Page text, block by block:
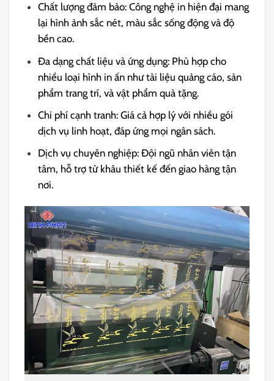
Chất lượng đảm bảo: Công nghệ in hiện đại mang
lại hình ảnh sắc nét, màu sắc sống động và độ
bền cao.
Đa dạng chất liệu và ứng dụng: Phù hợp cho
nhiều loại hình in ấn như tài liệu quảng cáo, sản
phẩm trang trí, và vật phẩm quà tặng.
Chi phí cạnh tranh: Giá cả hợp lý với nhiều gói
dịch vụ linh hoạt, đáp ứng mọi ngân sách.
Dịch vụ chuyên nghiệp: Đội ngũ nhân viên tận
tâm, hỗ trợ từ khâu thiết kế đến giao hàng tận
nơi.